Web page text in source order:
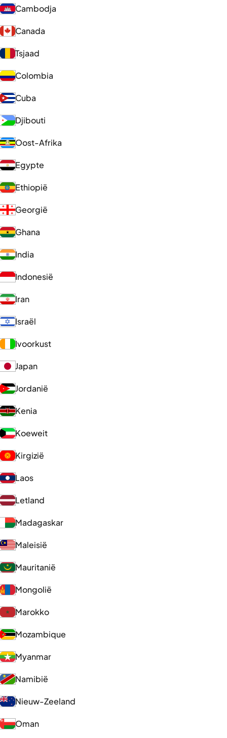
Cambodja
Canada
Tsjaad
Colombia
Cuba
Djibouti
Oost-Afrika
Egypte
Ethiopië
Georgië
Ghana
India
Indonesië
Iran
Israël
Ivoorkust
Japan
Jordanië
Kenia
Koeweit
Kirgizië
Laos
Letland
Madagaskar
Maleisië
Mauritanië
Mongolië
Marokko
Mozambique
Myanmar
Namibië
Nieuw-Zeeland
Oman